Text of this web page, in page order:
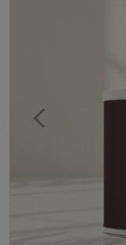
Previous